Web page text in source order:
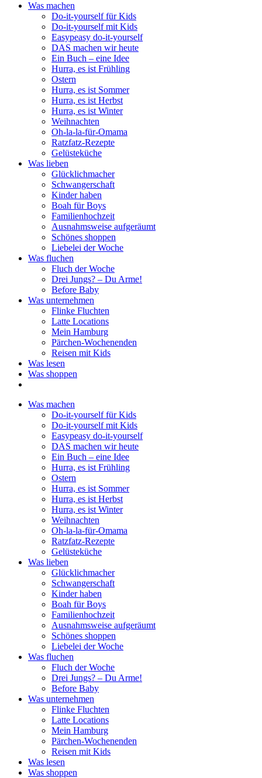
Was machen
Do-it-yourself für Kids
Do-it-yourself mit Kids
Easypeasy do-it-yourself
DAS machen wir heute
Ein Buch – eine Idee
Hurra, es ist Frühling
Ostern
Hurra, es ist Sommer
Hurra, es ist Herbst
Hurra, es ist Winter
Weihnachten
Oh-la-la-für-Omama
Ratzfatz-Rezepte
Gelüsteküche
Was lieben
Glücklichmacher
Schwangerschaft
Kinder haben
Boah für Boys
Familienhochzeit
Ausnahmsweise aufgeräumt
Schönes shoppen
Liebelei der Woche
Was fluchen
Fluch der Woche
Drei Jungs? – Du Arme!
Before Baby
Was unternehmen
Flinke Fluchten
Latte Locations
Mein Hamburg
Pärchen-Wochenenden
Reisen mit Kids
Was lesen
Was shoppen
Was machen
Do-it-yourself für Kids
Do-it-yourself mit Kids
Easypeasy do-it-yourself
DAS machen wir heute
Ein Buch – eine Idee
Hurra, es ist Frühling
Ostern
Hurra, es ist Sommer
Hurra, es ist Herbst
Hurra, es ist Winter
Weihnachten
Oh-la-la-für-Omama
Ratzfatz-Rezepte
Gelüsteküche
Was lieben
Glücklichmacher
Schwangerschaft
Kinder haben
Boah für Boys
Familienhochzeit
Ausnahmsweise aufgeräumt
Schönes shoppen
Liebelei der Woche
Was fluchen
Fluch der Woche
Drei Jungs? – Du Arme!
Before Baby
Was unternehmen
Flinke Fluchten
Latte Locations
Mein Hamburg
Pärchen-Wochenenden
Reisen mit Kids
Was lesen
Was shoppen